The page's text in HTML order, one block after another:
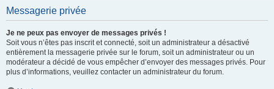
Messagerie privée
Je ne peux pas envoyer de messages privés !
Soit vous n’êtes pas inscrit et connecté, soit un administrateur a désactivé
entièrement la messagerie privée sur le forum, soit un administrateur ou un
modérateur a décidé de vous empêcher d’envoyer des messages privés. Pour
plus d’informations, veuillez contacter un administrateur du forum.